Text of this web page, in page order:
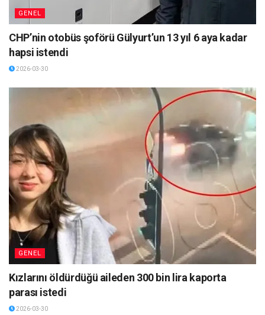
GENEL
CHP’nin otobüs şoförü Gülyurt’un 13 yıl 6 aya kadar
hapsi istendi
2026-03-30
GENEL
Kızlarını öldürdüğü aileden 300 bin lira kaporta
parası istedi
2026-03-30